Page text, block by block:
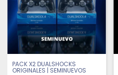
PACK X2 DUALSHOCKS
ORIGINALES | SEMINUEVOS